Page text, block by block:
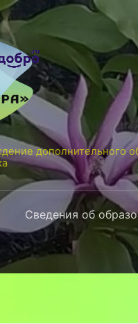
дополнительного
Сведения об